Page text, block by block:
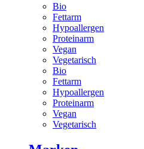
Bio
Fettarm
Hypoallergen
Proteinarm
Vegan
Vegetarisch
Bio
Fettarm
Hypoallergen
Proteinarm
Vegan
Vegetarisch